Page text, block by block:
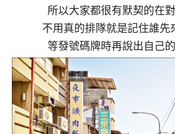
所以大家都很有默契的在
不用真的排隊就是記住誰先
等發號碼牌時再說出自己